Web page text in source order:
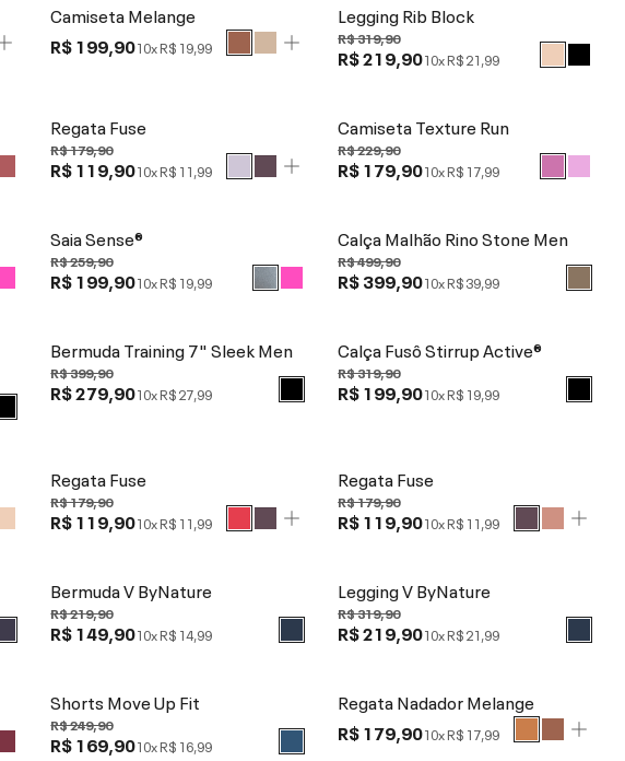
Camiseta Melange
R$ 199,9010xR$ 19,99
Legging Rib Block
R$ 319,90
R$ 219,9010xR$ 21,99
Regata Fuse
R$ 179,90
R$ 119,9010xR$ 11,99
Camiseta Texture Run
R$ 229,90
R$ 179,9010xR$ 17,99
Saia Sense®
R$ 259,90
R$ 199,9010xR$ 19,99
Calça Malhão Rino Stone Men
R$ 499,90
R$ 399,9010xR$ 39,99
Bermuda Training 7" Sleek Men
R$ 399,90
R$ 279,9010xR$ 27,99
Calça Fusô Stirrup Active®
R$ 319,90
R$ 199,9010xR$ 19,99
Regata Fuse
R$ 179,90
R$ 119,9010xR$ 11,99
Regata Fuse
R$ 179,90
R$ 119,9010xR$ 11,99
Bermuda V ByNature
R$ 219,90
R$ 149,9010xR$ 14,99
Legging V ByNature
R$ 319,90
R$ 219,9010xR$ 21,99
Shorts Move Up Fit
R$ 249,90
R$ 169,9010xR$ 16,99
Regata Nadador Melange
R$ 179,9010xR$ 17,99